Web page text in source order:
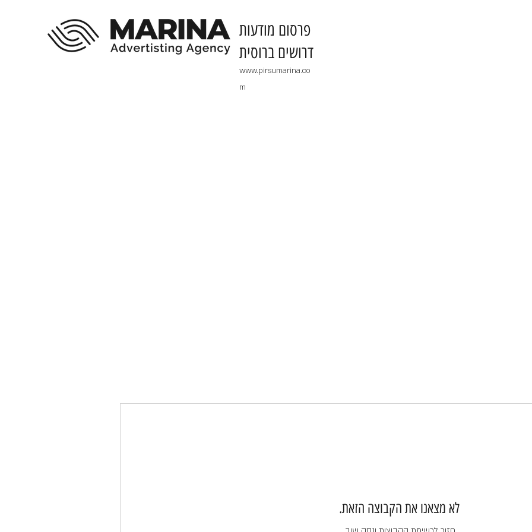
​פרסום מודעות
דרושים ברוסית
www.pirsumarina.co
m
לא מצאנו את הקבוצה הזאת.